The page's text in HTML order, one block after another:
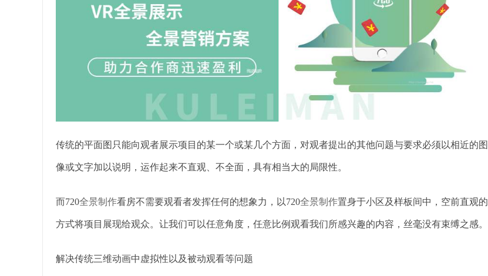
传统的平面图只能向观者展示项目的某一个或某几个方面，对观者提出的其他问题与要求必须以相近的图
像或文字加以说明，运作起来不直观、不全面，具有相当大的局限性。
而720全景制作看房不需要观看者发挥任何的想象力，以720全景制作置身于小区及样板间中，空前直观的
方式将项目展现给观众。让我们可以任意角度，任意比例观看我们所感兴趣的内容，丝毫没有束缚之感。
解决传统三维动画中虚拟性以及被动观看等问题